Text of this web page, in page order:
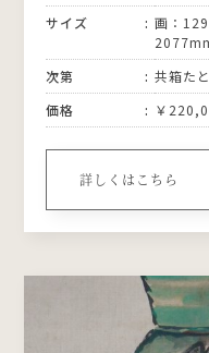
サイズ
画：
次第
共箱た
価格
￥
詳しくはこちら